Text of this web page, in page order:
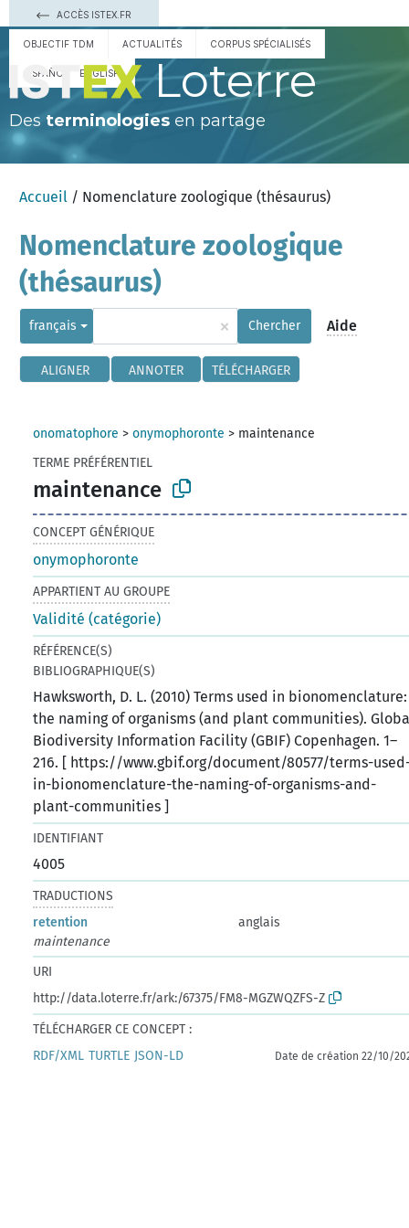
ACCÈS ISTEX.FR
OBJECTIF TDM ACTUALITÉS CORPUS SPÉCIALISÉS
ESPAÑOL ENGLISH Loterre
Des terminologies en partage
Accueil / Nomenclature zoologique (thésaurus)
Nomenclature zoologique
(thésaurus)
français × Chercher Aide
ALIGNER ANNOTER TÉLÉCHARGER
onomatophore >onymophoronte > maintenance
TERME PRÉFÉRENTIEL
maintenance
CONCEPT GÉNÉRIQUE
onymophoronte
APPARTIENT AU GROUPE
Validité (catégorie)
RÉFÉRENCE(S)
BIBLIOGRAPHIQUE(S)
Hawksworth, D. L. (2010) Terms used in bionomenclature:
the naming of organisms (and plant communities).
Biodiversity Information Facility (GBIF) Copenhagen. 1–
216. [ https://www.gbif.org/document/80577/terms-
in-bionomenclature-the-naming-of-organisms-and-
plant-communities ]
IDENTIFIANT
4005
TRADUCTIONS
retention
anglais
maintenance
URI
http://data.loterre.fr/ark:/67375/FM8-MGZWQZFS-Z
TÉLÉCHARGER CE CONCEPT :
RDF/XML TURTLE JSON-LD Date de création 22/10/